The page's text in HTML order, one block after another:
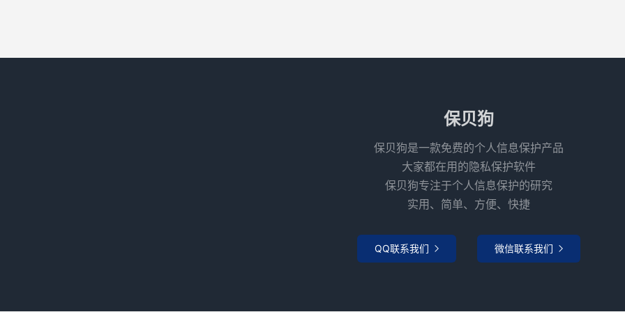
保贝狗
保贝狗是一款免费的个人信息保护产品
大家都在用的隐私保护软件
保贝狗专注于个人信息保护的研究
实用、简单、方便、快捷
QQ联系我们  微信联系我们 